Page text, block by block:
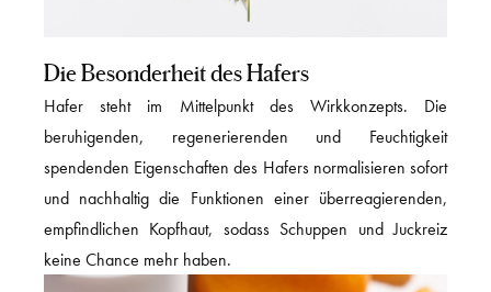
Die Besonderheit des Hafers
Hafer steht im Mittelpunkt des Wirkkonzepts. Die
beruhigenden, regenerierenden und Feuchtigkeit
spendenden Eigenschaften des Hafers normalisieren sofort
und nachhaltig die Funktionen einer überreagierenden,
empfindlichen Kopfhaut, sodass Schuppen und Juckreiz
keine Chance mehr haben.